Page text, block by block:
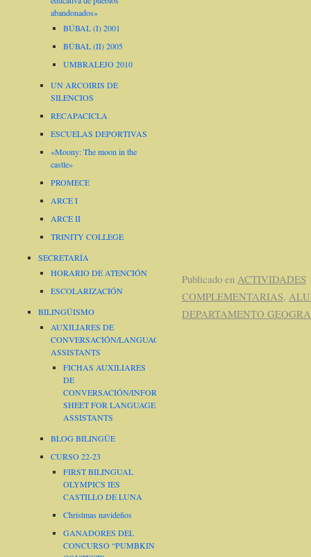
Publicado en ACTIVIDADES
COMPLEMENTARIAS,
DEPARTAMENTO
abandonados»
BÚBAL (I) 2001
BÚBAL (II) 2005
UMBRALEJO 2010
UN ARCOIRIS DE
SILENCIOS
RECAPACICLA
ESCUELAS DEPORTIVAS
«Moony: The moon in the
castle»
PROMECE
ARCE I
ARCE II
TRINITY COLLEGE
SECRETARÍA
HORARIO DE ATENCIÓN
ESCOLARIZACIÓN
BILINGÜISMO
AUXILIARES DE
CONVERSACIÓN/LANGUAGE
ASSISTANTS
FICHAS AUXILIARES
DE
CONVERSACIÓN/INFORMATION
SHEET FOR LANGUAGE
ASSISTANTS
BLOG BILINGÜE
CURSO 22-23
FIRST BILINGUAL
OLYMPICS IES
CASTILLO DE LUNA
Christmas navideños
GANADORES DEL
CONCURSO “PUMBKIN